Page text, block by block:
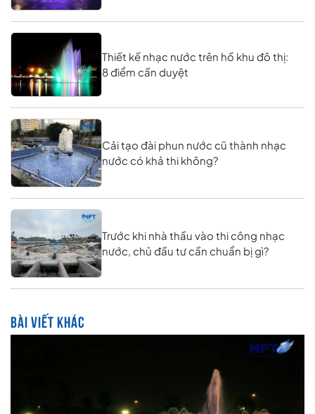
Thiết kế nhạc nước trên hồ khu đô thị:
8 điểm cần duyệt
Cải tạo đài phun nước cũ thành nhạc
nước có khả thi không?
Trước khi nhà thầu vào thi công nhạc
nước, chủ đầu tư cần chuẩn bị gì?
BÀI VIẾT KHÁC